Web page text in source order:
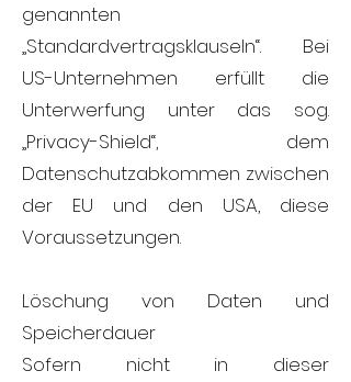
genannten
„Standardvertragsklauseln“. Bei
US-Unternehmen erfüllt die
Unterwerfung unter das sog.
„Privacy-Shield“, dem
Datenschutzabkommen zwischen
der EU und den USA, diese
Voraussetzungen.
Löschung von Daten und
Speicherdauer
Sofern nicht in dieser